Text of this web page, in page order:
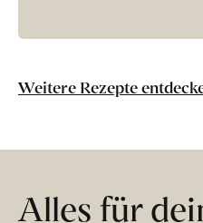
Weitere Rezepte
Alles für